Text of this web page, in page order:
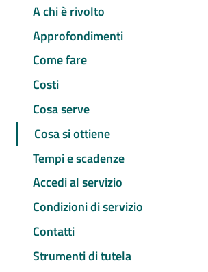
A chi è rivolto
Approfondimenti
Come fare
Costi
Cosa serve
Cosa si ottiene
Tempi e scadenze
Accedi al servizio
Condizioni di servizio
Contatti
Strumenti di tutela